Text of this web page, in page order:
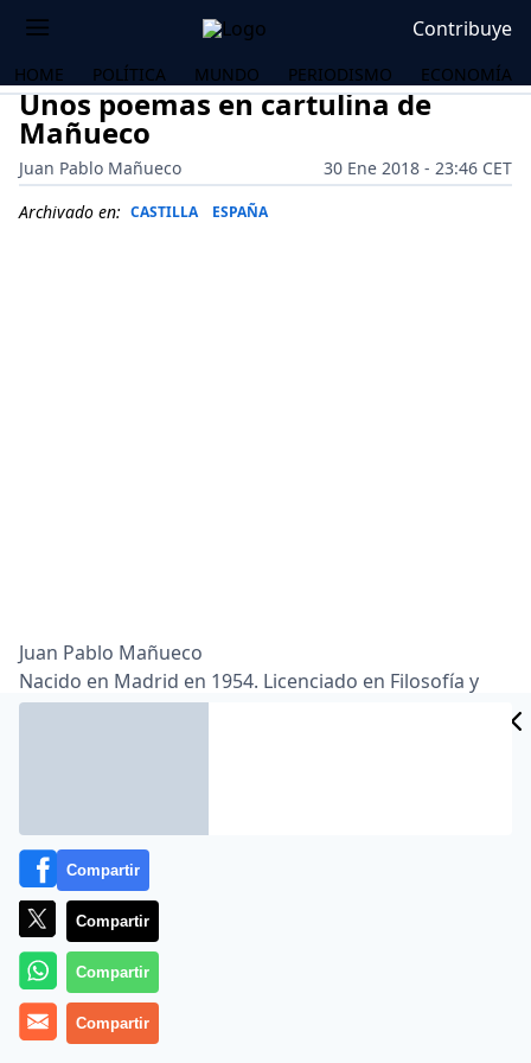
Contribuye
HOME POLÍTICA MUNDO PERIODISMO ECONOMÍA
Unos poemas en cartulina de
Mañueco
Juan Pablo Mañueco
30 Ene 2018 - 23:46 CET
Archivado en: CASTILLA ESPAÑA
Juan Pablo Mañueco
Nacido en Madrid en 1954. Licenciado en Filosofía y
Letras, sección de Literatura Hispánica, por la
hija. Ha publicado una quincena de libros de ensayo,
[…]
MÁS EN JUAN PABLO MAÑUECO
Compartir
Compartir
Compartir
Compartir